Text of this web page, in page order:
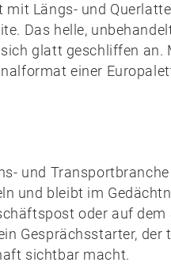
Längs- und
Das helle,
glatt geschliffen an.
einer
und Transportbranche
und bleibt im
oder auf dem
Gesprächsstarter, der
sichtbar macht.